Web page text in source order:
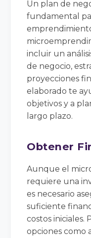
Un plan de
fundamental
incluir un
de negocio,
proyecciones
elaborado te
objetivos y a
largo plazo.
Obtener
Aunque el
requiere una
es necesario
suficiente
costos iniciales.
opciones como